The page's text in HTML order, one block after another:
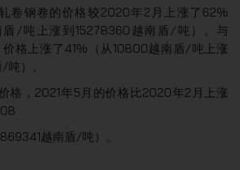
卷钢卷的价格较2020年2月上涨了62%
盾/吨上涨到15278360越南盾/吨）。与
格上涨了41%（从10800越南盾/吨上涨
）。
格，2021年5月的价格比2020年2月上涨
越南盾/吨）。